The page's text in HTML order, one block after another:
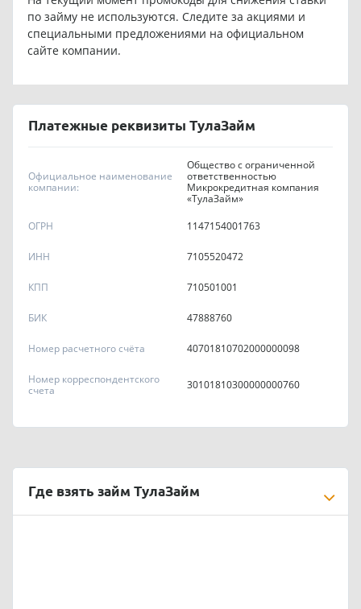
по займу не используются. Следите за акциями и
специальными предложениями на официальном
сайте компании.
Платежные реквизиты ТулаЗайм
Официальное наименование
компании:
Общество с ограниченной
ответственностью
Микрокредитная компания
«ТулаЗайм»
ОГРН
1147154001763
ИНН 7105520472
КПП 710501001
БИК 47888760
Номер расчетного счёта 40701810702000000098
Номер корреспондентского
счета
30101810300000000760
Где взять займ ТулаЗайм